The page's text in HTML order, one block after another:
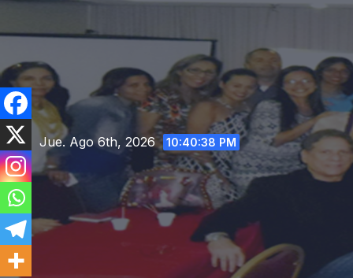
al
contenido
Jue. Ago 6th, 2026 10:40:39 PM